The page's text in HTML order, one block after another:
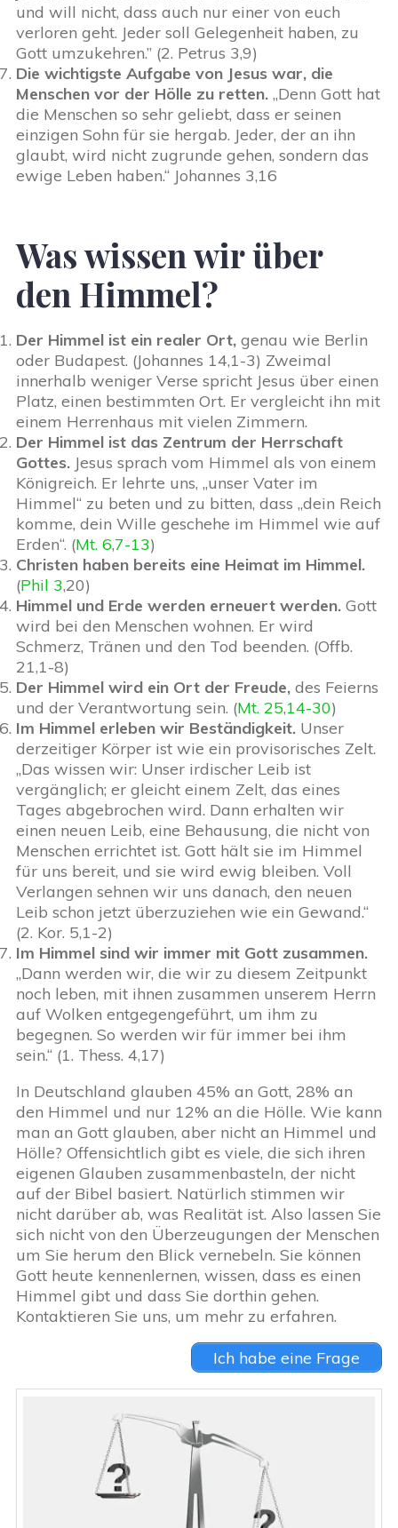
und will nicht, dass auch nur einer von euch
verloren geht. Jeder soll Gelegenheit haben, zu
Gott umzukehren.” (2. Petrus 3,9)
Die wichtigste Aufgabe von Jesus war, die
Menschen vor der Hölle zu retten. „Denn Gott hat
die Menschen so sehr geliebt, dass er seinen
einzigen Sohn für sie hergab. Jeder, der an ihn
glaubt, wird nicht zugrunde gehen, sondern das
ewige Leben haben.“ Johannes 3,16
Was wissen wir über
den Himmel?
Der Himmel ist ein realer Ort, genau wie Berlin
oder Budapest. (Johannes 14,1-3) Zweimal
innerhalb weniger Verse spricht Jesus über einen
Platz, einen bestimmten Ort. Er vergleicht ihn mit
einem Herrenhaus mit vielen Zimmern.
Der Himmel ist das Zentrum der Herrschaft
Gottes. Jesus sprach vom Himmel als von einem
Königreich. Er lehrte uns, „unser Vater im
Himmel“ zu beten und zu bitten, dass „dein Reich
komme, dein Wille geschehe im Himmel wie auf
Erden“. (Mt. 6,7-13)
Christen haben bereits eine Heimat im Himmel.
(Phil 3,20)
Himmel und Erde werden erneuert werden. Gott
wird bei den Menschen wohnen. Er wird
Schmerz, Tränen und den Tod beenden. (Offb.
21,1-8)
Der Himmel wird ein Ort der Freude, des Feierns
und der Verantwortung sein. (Mt. 25,14-30)
Im Himmel erleben wir Beständigkeit. Unser
derzeitiger Körper ist wie ein provisorisches Zelt.
„Das wissen wir: Unser irdischer Leib ist
vergänglich; er gleicht einem Zelt, das eines
Tages abgebrochen wird. Dann erhalten wir
einen neuen Leib, eine Behausung, die nicht von
Menschen errichtet ist. Gott hält sie im Himmel
für uns bereit, und sie wird ewig bleiben. Voll
Verlangen sehnen wir uns danach, den neuen
Leib schon jetzt überzuziehen wie ein Gewand.“
(2. Kor. 5,1-2)
Im Himmel sind wir immer mit Gott zusammen.
„Dann werden wir, die wir zu diesem Zeitpunkt
noch leben, mit ihnen zusammen unserem Herrn
auf Wolken entgegengeführt, um ihm zu
begegnen. So werden wir für immer bei ihm
sein.“ (1. Thess. 4,17)
In Deutschland glauben 45% an Gott, 28% an
den Himmel und nur 12% an die Hölle. Wie kann
man an Gott glauben, aber nicht an Himmel und
Hölle? Offensichtlich gibt es viele, die sich ihren
eigenen Glauben zusammenbasteln, der nicht
auf der Bibel basiert. Natürlich stimmen wir
nicht darüber ab, was Realität ist. Also lassen Sie
sich nicht von den Überzeugungen der Menschen
um Sie herum den Blick vernebeln. Sie können
Gott heute kennenlernen, wissen, dass es einen
Himmel gibt und dass Sie dorthin gehen.
Kontaktieren Sie uns, um mehr zu erfahren.
Ich habe eine Frage